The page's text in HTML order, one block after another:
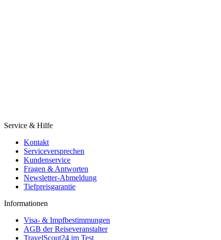
Service & Hilfe
Kontakt
Serviceversprechen
Kundenservice
Fragen & Antworten
Newsletter-Abmeldung
Tiefpreisgarantie
Informationen
Visa- & Impfbestimmungen
AGB der Reiseveranstalter
TravelScout24 im Test